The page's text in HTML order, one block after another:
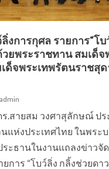
งการกุศล รายการ“โบ
วยพระราชทาน สมเด็
ด็จพระเทพรัตนราชสุ
admin
ร.สายสม วงศาสุลักษณ์ ป
ห่งประเทศไทย ในพระ
ะธานในงานแถลงข่าวจั
การ “โบว์ลิ่ง กลิ้งช่วยดา